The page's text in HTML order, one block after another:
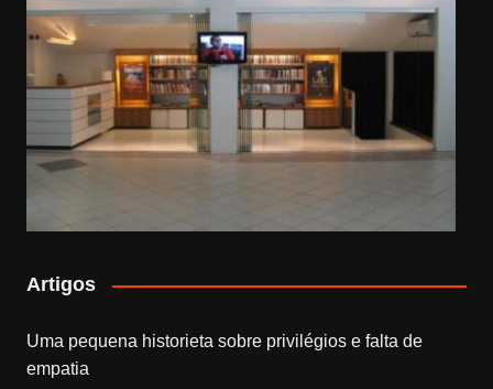
Artigos
Uma pequena historieta sobre privilégios e falta de
empatia